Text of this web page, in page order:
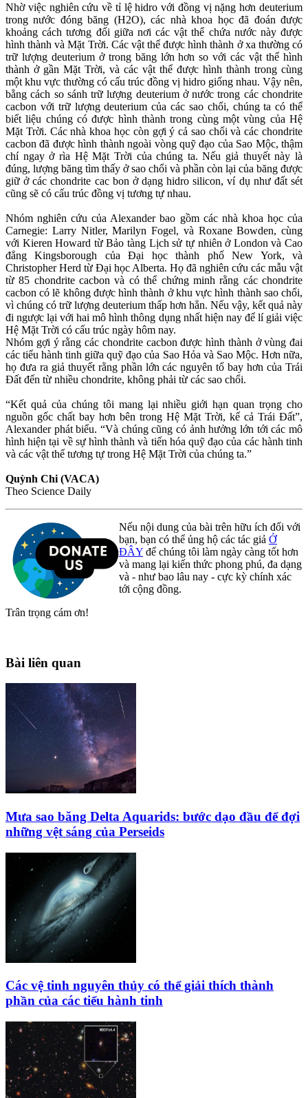
Nhờ việc nghiên cứu về tỉ lệ hidro với đồng vị nặng hơn deuterium
trong nước đóng băng (H2O), các nhà khoa học đã đoán được
khoảng cách tương đối giữa nơi các vật thể chứa nước này được
hình thành và Mặt Trời. Các vật thể được hình thành ở xa thường có
trữ lượng deuterium ở trong băng lớn hơn so với các vật thể hình
thành ở gần Mặt Trời, và các vật thể được hình thành trong cùng
một khu vực thường có cấu trúc đồng vị hidro giống nhau. Vậy nên,
bằng cách so sánh trữ lượng deuterium ở nước trong các chondrite
cacbon với trữ lượng deuterium của các sao chổi, chúng ta có thể
biết liệu chúng có được hình thành trong cùng một vùng của Hệ
Mặt Trời. Các nhà khoa học còn gợi ý cả sao chổi và các chondrite
cacbon đã được hình thành ngoài vòng quỹ đạo của Sao Mộc, thậm
chí ngay ở rìa Hệ Mặt Trời của chúng ta. Nếu giả thuyết này là
đúng, lượng băng tìm thấy ở sao chổi và phần còn lại của băng được
giữ ở các chondrite cac bon ở dạng hidro silicon, ví dụ như đất sét
cũng sẽ có cấu trúc đồng vị tương tự nhau.
Nhóm nghiên cứu của Alexander bao gồm các nhà khoa học của
Carnegie: Larry Nitler, Marilyn Fogel, và Roxane Bowden, cùng
với Kieren Howard từ Bảo tàng Lịch sử tự nhiên ở London và Cao
đẳng Kingsborough của Đại học thành phố New York, và
Christopher Herd từ Đại học Alberta. Họ đã nghiên cứu các mẫu vật
từ 85 chondrite cacbon và có thể chứng minh rằng các chondrite
cacbon có lẽ không được hình thành ở khu vực hình thành sao chổi,
vì chúng có trữ lượng deuterium thấp hơn hẳn. Nếu vậy, kết quả này
đi ngược lại với hai mô hình thông dụng nhất hiện nay để lí giải việc
Hệ Mặt Trời có cấu trúc ngày hôm nay.
Nhóm gợi ý rằng các chondrite cacbon được hình thành ở vùng đai
các tiểu hành tinh giữa quỹ đạo của Sao Hỏa và Sao Mộc. Hơn nữa,
họ đưa ra giả thuyết rằng phần lớn các nguyên tố bay hơn của Trái
Đất đến từ nhiều chondrite, không phải từ các sao chổi.
“Kết quả của chúng tôi mang lại nhiều giới hạn quan trọng cho
nguồn gốc chất bay hơn bên trong Hệ Mặt Trời, kể cả Trái Đất”,
Alexander phát biểu. “Và chúng cũng có ảnh hưởng lớn tới các mô
hình hiện tại về sự hình thành và tiến hóa quỹ đạo của các hành tinh
và các vật thể tương tự trong Hệ Mặt Trời của chúng ta.”
Quỳnh Chi (VACA)
Theo Science Daily
Nếu nội dung của bài trên hữu ích đối với
bạn, bạn có thể ủng hộ các tác giả Ở
ĐÂY để chúng tôi làm ngày càng tốt hơn
và mang lại kiến thức phong phú, đa dạng
và - như bao lâu nay - cực kỳ chính xác
tới cộng đồng.
Trân trọng cám ơn!
Bài liên quan
Mưa sao băng Delta Aquarids: bước dạo đầu để đợi
những vệt sáng của Perseids
Các vệ tinh nguyên thủy có thể giải thích thành
phần của các tiểu hành tinh